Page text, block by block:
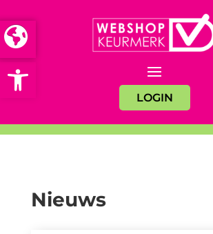
Open toolbar
LOGIN
Nieuws